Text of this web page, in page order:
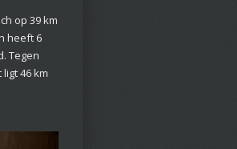
op 39 km
heeft 6
Tegen
46 km